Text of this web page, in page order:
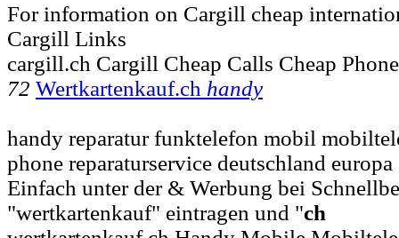
For information on Cargill cheap
Cargill Links
cargill.ch Cargill Cheap Calls Cheap
72 Wertkartenkauf.ch handy
handy reparatur funktelefon mobil
phone reparaturservice deutschland
Einfach unter der & Werbung bei
"wertkartenkauf" eintragen und "ch